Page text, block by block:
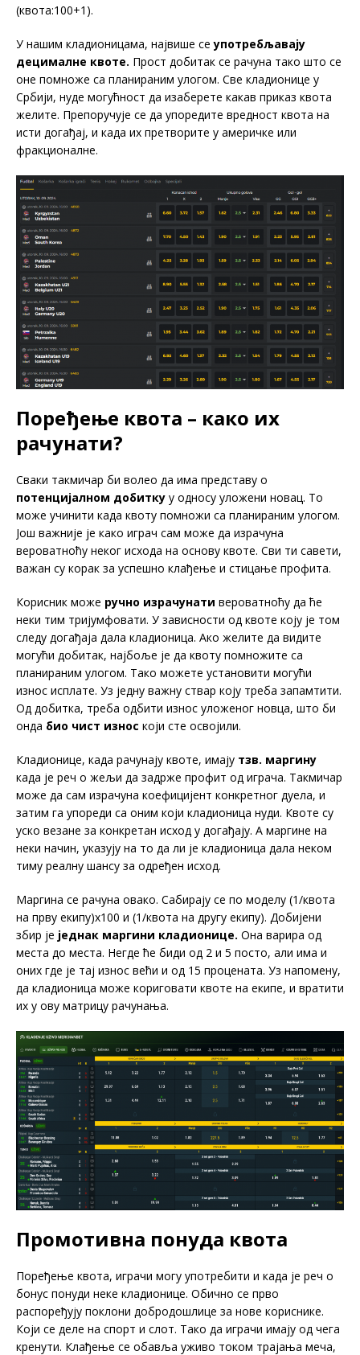
(квота:100+1).
У нашим кладионицама, највише сеупотребљавају
децималне квоте. Прост добитак се рачуна тако што се
оне помноже са планираним улогом. Све кладионице у
Србији, нуде могућност да изаберете какав приказ квота
желите. Препоручује се да упоредите вредност квота на
исти догађај, и када их претворите у америчке или
фракционалне.
Поређење квота – како их
рачунати?
Сваки такмичар би волео да има представу о
потенцијалном добитку у односу уложени новац. То
може учинити када квоту помножи са планираним улогом.
Још важније је како играч сам може да израчуна
вероватноћу неког исхода на основу квоте. Сви ти савети,
важан су корак за успешно клађење и стицање профита.
Корисник може ручно израчунати вероватноћу да ће
неки тим тријумфовати. У зависности од квоте коју је том
следу догађаја дала кладионица. Ако желите да видите
могући добитак, најбоље је да квоту помножите са
планираним улогом. Тако можете установити могући
износ исплате. Уз једну важну ствар коју треба запамтити.
Од добитка, треба одбити износ уложеног новца, што би
онда био чист износ који сте освојили.
Кладионице, када рачунају квоте, имају тзв. маргину
када је реч о жељи да задрже профит од играча. Такмичар
може да сам израчуна коефицијент конкретног дуела, и
затим га упореди са оним који кладионица нуди. Квоте су
уско везане за конкретан исход у догађају. А маргине на
неки начин, указују на то да ли је кладионица дала неком
тиму реалну шансу за одређен исход.
Маргина се рачуна овако. Сабирају се по моделу (1/квота
на прву екипу)х100 и (1/квота на другу екипу). Добијени
збир је једнак маргини кладионице. Она варира од
места до места. Негде ће биди од 2 и 5 посто, али има и
оних где је тај износ већи и од 15 процената. Уз напомену,
да кладионица може кориговати квоте на екипе, и вратити
их у ову матрицу рачунања.
Промотивна понуда квота
Поређење квота, играчи могу употребити и када је реч о
бонус понуди неке кладионице. Обично се прво
распоређују поклони добродошлице за нове кориснике.
Који се деле на спорт и слот. Тако да играчи имају од чега
кренути. Клађење се обавља уживо током трајања меча,